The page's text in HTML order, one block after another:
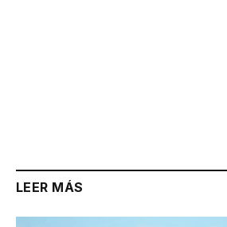
LEER MÁS